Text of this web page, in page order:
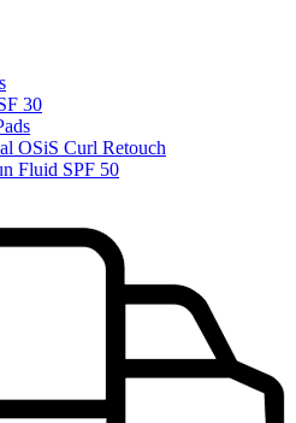
30
OSiS Curl Retouch
Fluid SPF 50